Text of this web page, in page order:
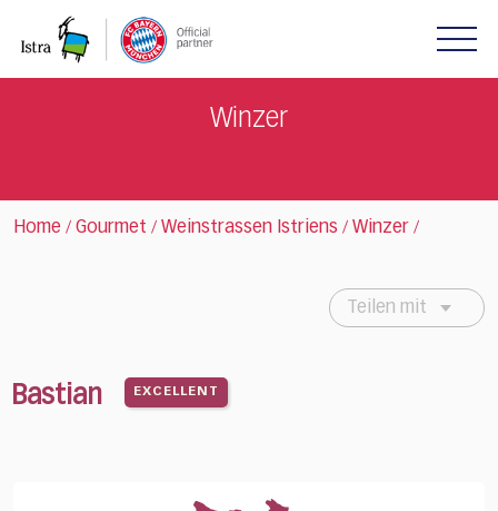
note:
Winzer
Home / Gourmet / Weinstrassen Istriens / Winzer /
Teilen mit
Bastian EXCELLENT